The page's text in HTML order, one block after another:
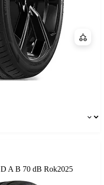
Etykieta:
D A B 70 dB Rok2025